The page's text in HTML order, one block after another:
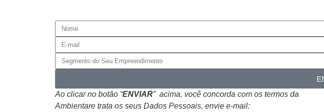
Ao clicar no botão “ENVIAR” acima, você concorda com os termos da
Ambientare trata os seus Dados Pessoais, envie e-mail: